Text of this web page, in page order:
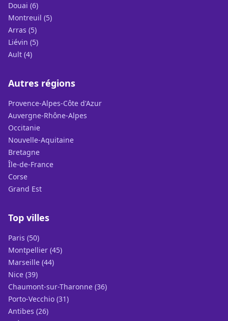
Douai (6)
Montreuil (5)
Arras (5)
Liévin (5)
Ault (4)
Autres régions
Provence-Alpes-Côte d'Azur
Auvergne-Rhône-Alpes
Occitanie
Nouvelle-Aquitaine
Bretagne
Île-de-France
Corse
Grand Est
Top villes
Paris (50)
Montpellier (45)
Marseille (44)
Nice (39)
Chaumont-sur-Tharonne (36)
Porto-Vecchio (31)
Antibes (26)